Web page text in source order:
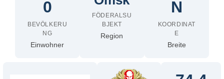
0
BEVÖLKERU
NG
Einwohner
FÖDERALSU
BJEKT
Region
N
KOORDINAT
E
Breite